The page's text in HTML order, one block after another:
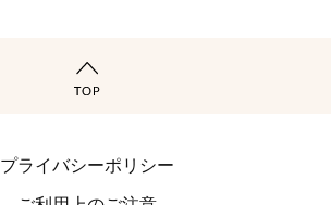
プライバシーポリシー